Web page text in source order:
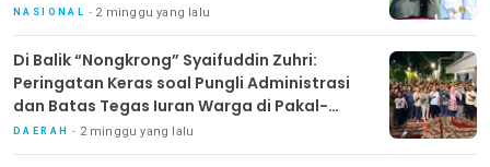
NASIONAL 2 minggu yang lalu
Di Balik “Nongkrong” Syaifuddin Zuhri:
Peringatan Keras soal Pungli Administrasi
dan Batas Tegas Iuran Warga di Pakal-
Benowo
DAERAH 2 minggu yang lalu